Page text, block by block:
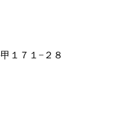
１７１−２８